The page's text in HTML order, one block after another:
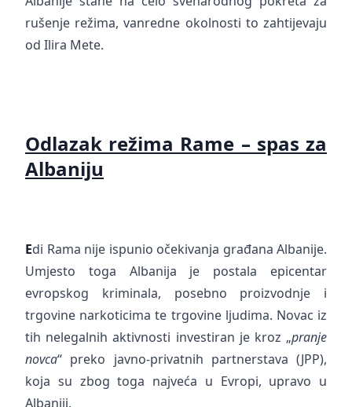
rušenje režima, vanredne okolnosti to zahtijevaju
od Ilira Mete.
Odlazak režima Rame – spas za
Albaniju
Edi Rama nije ispunio očekivanja građana Albanije.
Umjesto toga Albanija je postala epicentar
evropskog kriminala, posebno proizvodnje i
trgovine narkoticima te trgovine ljudima. Novac iz
tih nelegalnih aktivnosti investiran je kroz „pranje
novca“ preko javno-privatnih partnerstava (JPP),
koja su zbog toga najveća u Evropi, upravo u
Albaniji.